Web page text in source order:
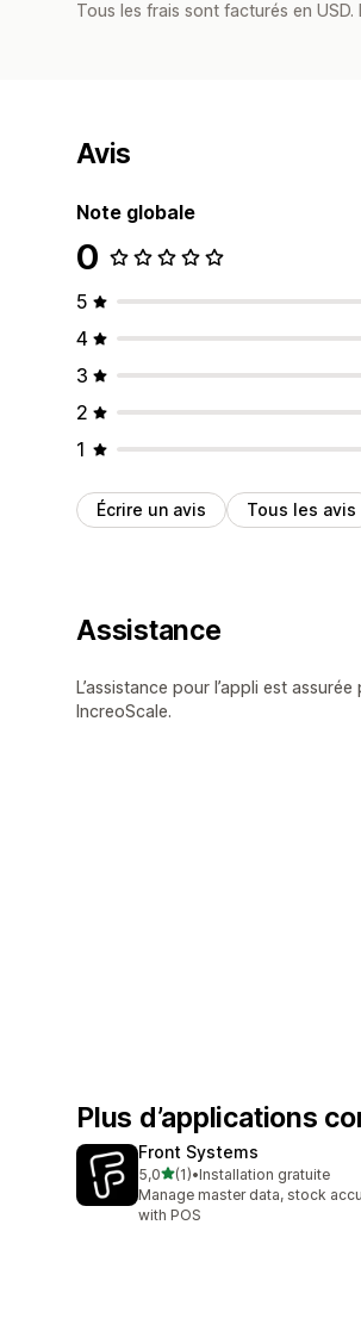
Tous les frais sont facturés en
Avis
Note globale
0
5
4
3
2
1
Écrire un avis Tous les avis
Assistance
L’assistance pour l’appli est assurée
IncreoScale.
Plus d’applications
Front Systems
5,0étoile(s) sur 5
(1)
1 avis au total
•Installation gratuite
Manage master data, stock
with POS